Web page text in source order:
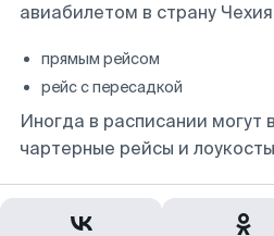
авиабилетом в страну
прямым рейсом
рейс с пересадкой
Иногда в расписании могут
чартерные рейсы и